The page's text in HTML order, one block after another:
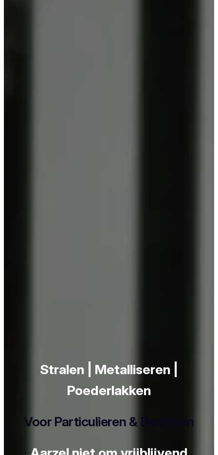
Stralen | Metalliseren |
Poederlakken
Voor Particulieren & Bedrijven